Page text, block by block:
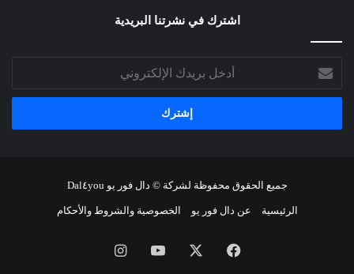
اشترك في نشرتنا البريدية
أدخل
بريدك
الإلكتروني
جميع الحقوق محفوظة لشركة © دال فور يو Dal٤you
الرئيسية عن دال فور يو الخصوصية والشروط والأحكام
فيسبوك ‫YouTube